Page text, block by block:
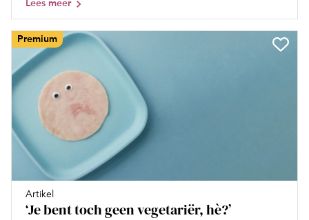
Lees meer
Premium
Artikel
‘Je bent toch geen vegetariër, hè?’